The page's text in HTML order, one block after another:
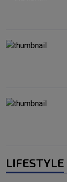
LIFESTYLE